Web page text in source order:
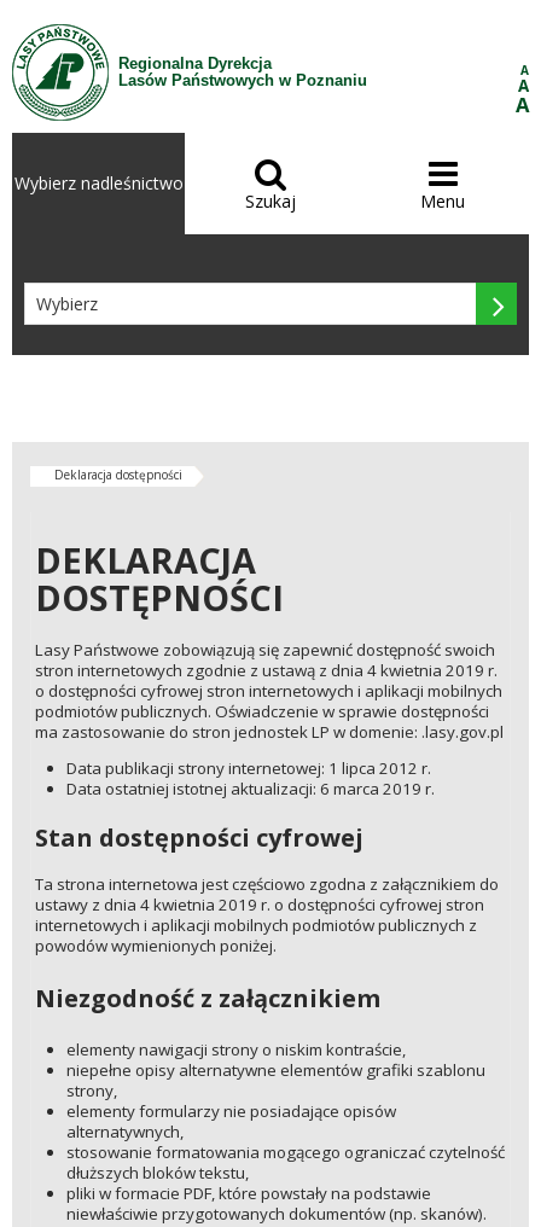
Przejdź do treści
Regionalna Dyrekcja
Lasów Państwowych w Poznaniu
A
A
A
Wybierz nadleśnictwo 
Szukaj

Menu

Deklaracja dostępności
DEKLARACJA
DOSTĘPNOŚCI
Lasy Państwowe zobowiązują się zapewnić dostępność swoich
stron internetowych zgodnie z ustawą z dnia 4 kwietnia 2019 r.
o dostępności cyfrowej stron internetowych i aplikacji mobilnych
podmiotów publicznych. Oświadczenie w sprawie dostępności
ma zastosowanie do stron jednostek LP w domenie: .lasy.gov.pl
Data publikacji strony internetowej: 1 lipca 2012 r.
Data ostatniej istotnej aktualizacji: 6 marca 2019 r.
Stan dostępności cyfrowej
Ta strona internetowa jest częściowo zgodna z załącznikiem do
ustawy z dnia 4 kwietnia 2019 r. o dostępności cyfrowej stron
internetowych i aplikacji mobilnych podmiotów publicznych z
powodów wymienionych poniżej.
Niezgodność z załącznikiem
elementy nawigacji strony o niskim kontraście,
niepełne opisy alternatywne elementów grafiki szablonu
strony,
elementy formularzy nie posiadające opisów
alternatywnych,
stosowanie formatowania mogącego ograniczać czytelność
dłuższych bloków tekstu,
pliki w formacie PDF, które powstały na podstawie
niewłaściwie przygotowanych dokumentów (np. skanów).